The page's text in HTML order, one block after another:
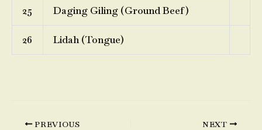
25 Daging Giling (Ground Beef)
26 Lidah (Tongue)
PREVIOUS NEXT